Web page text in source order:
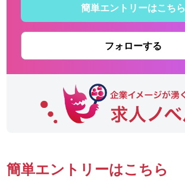
簡単エントリーはこちら
フォローする
簡単エントリーはこちら